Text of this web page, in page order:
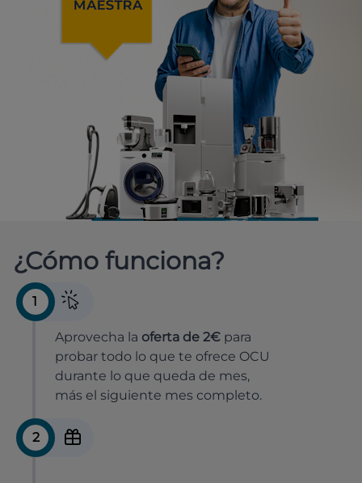
¿Cómo funciona?
1
Aprovecha la oferta de 2€ para
probar todo lo que te ofrece OCU
durante lo que queda de mes,
más el siguiente mes completo.
2